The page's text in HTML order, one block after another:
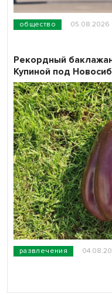
общество 05.08.2026
развлечения
Рекордный
Купиной под